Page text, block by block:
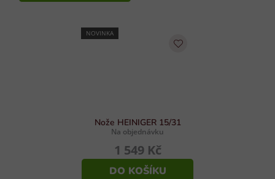
NOVINKA
Nože HEINIGER 15/31
Na objednávku
1 549 Kč
DO KOŠÍKU